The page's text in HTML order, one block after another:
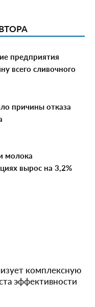
предприятия
всего сливочного
причины отказа
молока
вырос на 3,2%
комплексную
эффективности